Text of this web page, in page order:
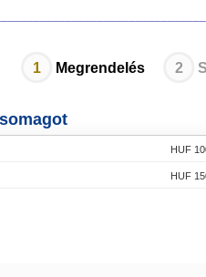
1 Megrendelés 2
HUF
HUF